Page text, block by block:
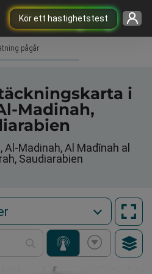
Kör ett hastighetstest
pågår
i
Madinah,
Madinah, Al Madīnah al
Saudiarabien